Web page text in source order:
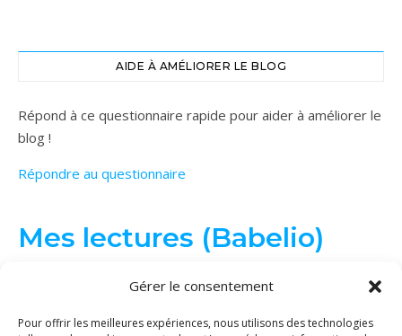
Gérer le consentement
Pour offrir les meilleures expériences, nous utilisons des technologies
AIDE À AMÉLIORER LE BLOG
Répond à ce questionnaire rapide pour aider à améliorer le
blog !
Répondre au questionnaire
Mes lectures (Babelio)